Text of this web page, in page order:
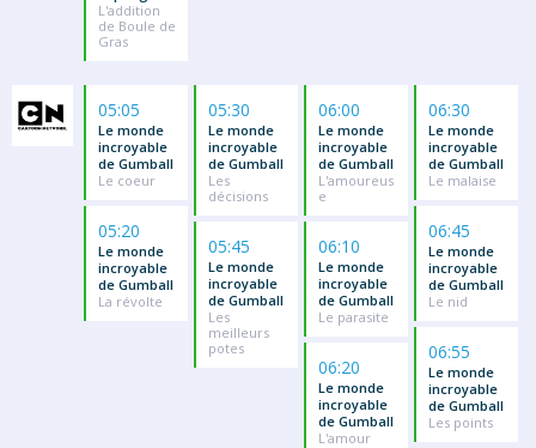
L'addition
de Boule de
Gras
05:05
Le monde
incroyable
de Gumball
Le coeur
05:20
Le monde
incroyable
de Gumball
La révolte
05:30
Le monde
incroyable
de Gumball
Les
décisions
05:45
Le monde
incroyable
de Gumball
Les
meilleurs
potes
06:00
Le monde
incroyable
de Gumball
L'amoureus
e
06:10
Le monde
incroyable
de Gumball
Le parasite
06:20
Le monde
incroyable
de Gumball
L'amour
06:30
Le monde
incroyable
de Gumball
Le malaise
06:45
Le monde
incroyable
de Gumball
Le nid
06:55
Le monde
incroyable
de Gumball
Les points